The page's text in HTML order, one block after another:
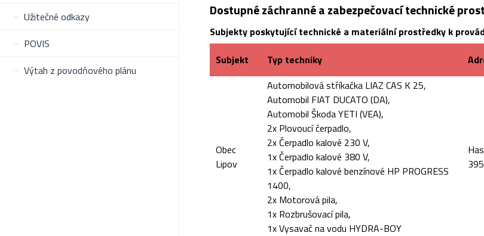
Užitečné odkazy
POVIS
Výtah z povodňového plánu
Dostupné záchranné a zabezpečovací technické
Subjekty poskytující technické a materiální prostředky k
Subjekt
Typ techniky
Obec
Lipov
Automobilová stříkačka LIAZ CAS K 25,
Automobil FIAT DUCATO (DA),
Automobil Škoda YETI (VEA),
2x Plovoucí čerpadlo,
2x Čerpadlo kalové 230 V,
1x Čerpadlo kalové 380 V,
1x Čerpadlo kalové benzínové HP PROGRESS
1400,
2x Motorová pila,
1x Rozbrušovací pila,
1x Vysavač na vodu HYDRA-BOY
395